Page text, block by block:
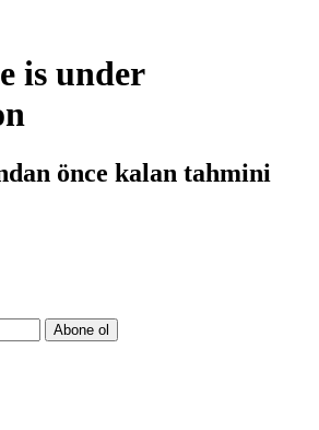
is under
önce kalan tahmini